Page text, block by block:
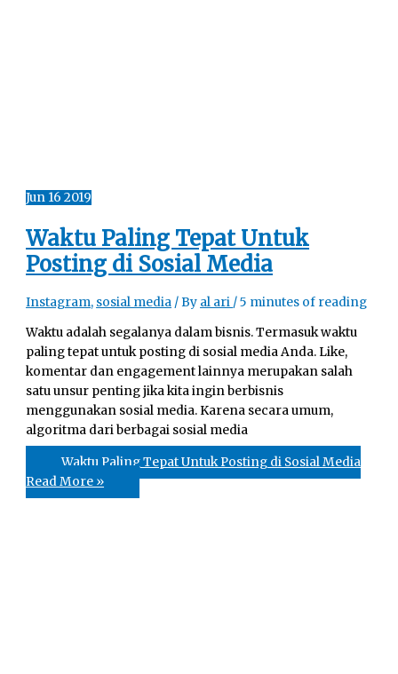
Jun 16 2019
Waktu Paling Tepat Untuk
Posting di Sosial Media
Instagram, sosial media / By al ari /5 minutes of reading
Waktu adalah segalanya dalam bisnis. Termasuk waktu
paling tepat untuk posting di sosial media Anda. Like,
komentar dan engagement lainnya merupakan salah
satu unsur penting jika kita ingin berbisnis
menggunakan sosial media. Karena secara umum,
algoritma dari berbagai sosial media
Waktu Paling Tepat Untuk Posting di Sosial Media
Read More »